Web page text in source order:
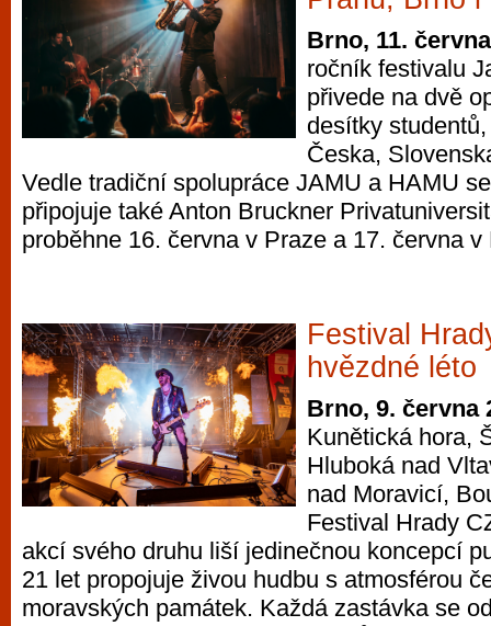
Brno, 11.
ročník festivalu
přivede na dvě
desítky
Česka,
Vedle tradiční spolupráce JAMU a HAMU
připojuje také Anton Bruckner
proběhne 16. června v Praze a 17. června v
Festival
hvězdné léto
Brno, 9. června
Kunětická hora,
Hluboká nad
nad Moravicí,
Festival Hrady
akcí svého druhu liší jedinečnou koncepcí
21 let propojuje živou hudbu s atmosférou
moravských památek. Každá zastávka se